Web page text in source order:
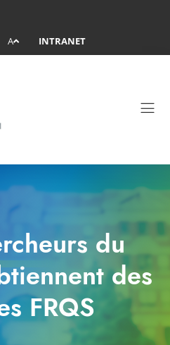
A INTRANET
du
des
FRQS